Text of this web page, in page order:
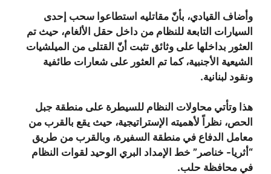
وأضاف القيادي، بأنّ مقاتليه استطاعوا سحب إحدى
السيارات التابعة للنظام من داخل حقل الألغام، حيث تم
العثور بداخلها على وثائق تثبت أنّ القتلى من الميلشيات
الشيعية الأجنبية، كما تم العثور على شعارات طائفية
ونقود لبنانية.
هذا وتأتي محاولات النظام للسيطرة على منطقة جبل
الحص، نظراً لأهميته الإستراتيجية، حيث يقع بالقرب من
معامل الدفاع في منطقة السفيرة، وبالقرب من طريق
“أثريا- خناصر” خط الإمداد البري الوحيد لقوات النظام
في محافظة حلب.